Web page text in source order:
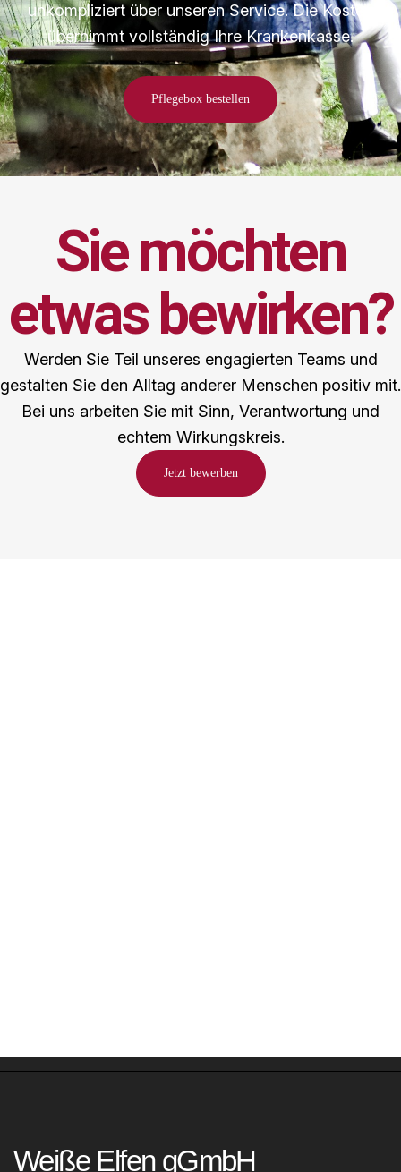
unkompliziert über unseren Service. Die Kosten
übernimmt vollständig Ihre Krankenkasse.
Pflegebox bestellen
Sie möchten
etwas bewirken?​
Werden Sie Teil unseres engagierten Teams und
gestalten Sie den Alltag anderer Menschen positiv mit.
Bei uns arbeiten Sie mit Sinn, Verantwortung und
echtem Wirkungskreis.
Jetzt bewerben
Weiße Elfen gGmbH